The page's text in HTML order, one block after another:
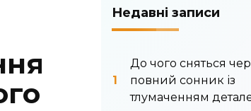
Недавні записи
До чого сняться
повний сонник із
тлумаченням